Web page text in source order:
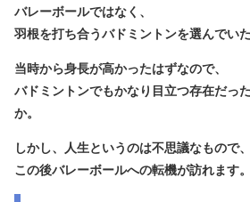
バレーボールではなく、
羽根を打ち合うバドミントンを選んでいた
当時から身長が高かったはずなので、
バドミントンでもかなり目立つ存在だっ
か。
しかし、人生というのは不思議なもので、
この後バレーボールへの転機が訪れます。